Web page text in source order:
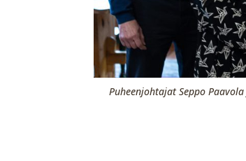
Puheenjohtajat Seppo